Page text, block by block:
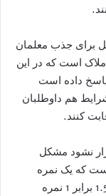
برای جذب معلمان
ملاک است که در این
سؤالات را پاسخ داده است
این شرایط هم داوطلبان
کنند.
نشود مشکل
که یک نمره
داوطلبان معلمی در سیستان و بلوچستان باید 1.5 برابر 1 نمره